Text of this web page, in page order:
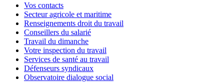
Vos contacts
Secteur agricole et maritime
Renseignements droit du travail
Conseillers du salarié
Travail du dimanche
Votre inspection du travail
Services de santé au travail
Défenseurs syndicaux
Observatoire dialogue social